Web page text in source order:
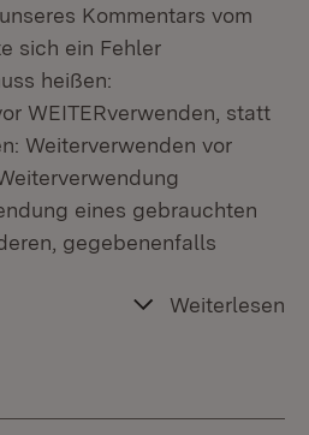
Kommentars vom
sich ein Fehler
heißen:
WEITERverwenden, statt
Weiterverwenden vor
eines gebrauchten
gegebenenfalls
Weiterlesen